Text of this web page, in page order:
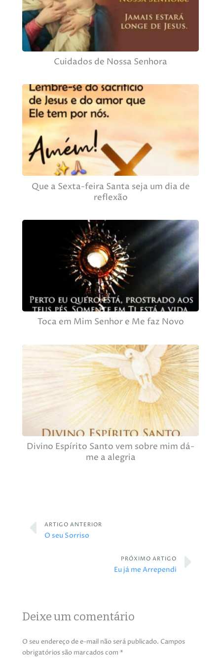
Cuidados de Nossa Senhora
Que a Sexta-feira Santa seja um dia de
reflexão
Toca em Mim Senhor e Me faz Novo
Divino Espírito Santo vem sobre mim dá-
me a alegria
ARTIGO ANTERIOR
O seu Sorriso
PRÓXIMO ARTIGO
Eu já me Arrependi
Deixe um comentário
O seu endereço de e-mail não será publicado. Campos
obrigatórios são marcados com *